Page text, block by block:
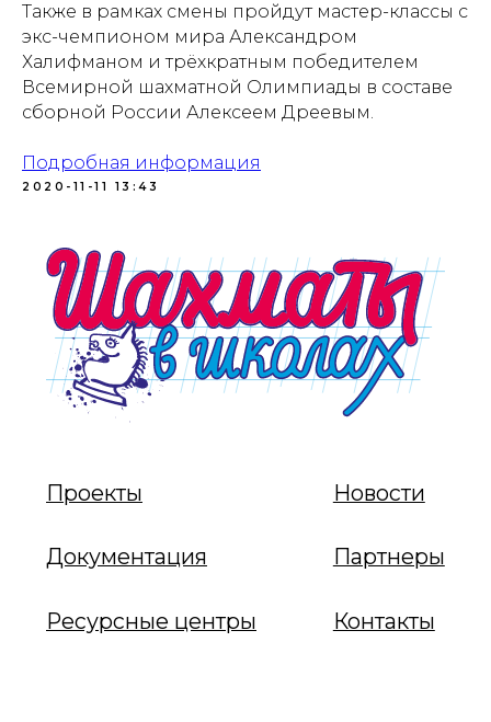
Также в рамках смены пройдут мастер-классы с
экс-чемпионом мира Александром
Халифманом и трёхкратным победителем
Всемирной шахматной Олимпиады в составе
сборной России Алексеем Дреевым.
Подробная информация
2020-11-11 13:43
Проекты
Документация
Ресурсные центры
Новости
Партнеры
Контакты